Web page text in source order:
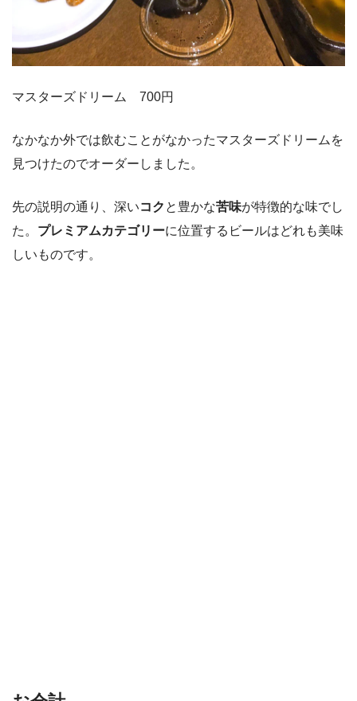
マスターズドリーム 700円
なかなか外では飲むことがなかったマスターズドリームを
見つけたのでオーダーしました。
先の説明の通り、深いコク と豊かな苦味が特徴的な味でし
た。 プレミアムカテゴリーに位置するビールはどれも美味
しいものです。